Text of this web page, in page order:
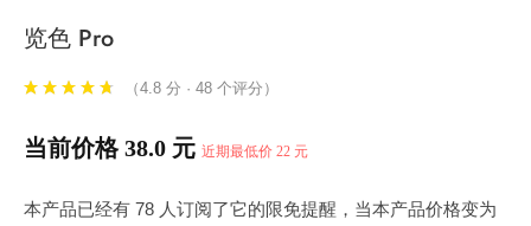
览色 Pro
（4.8 分 · 48 个评分）
当前价格 38.0 元 近期最低价 22 元
本产品已经有 78 人订阅了它的限免提醒，当本产品价格变为